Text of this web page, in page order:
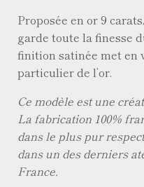
Proposée en or 9
garde toute la finesse
finition satinée met en
particulier de l’or.
Ce modèle est une
La fabrication 100%
dans le plus pur
dans un des derniers
France.